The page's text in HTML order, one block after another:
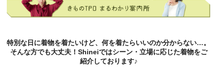
特別な日に着物を着たいけど、何を着たらいいのか分からない…。
そんな方でも大丈夫！Shineiではシーン・立場に応じた着物をご
紹介しております♪